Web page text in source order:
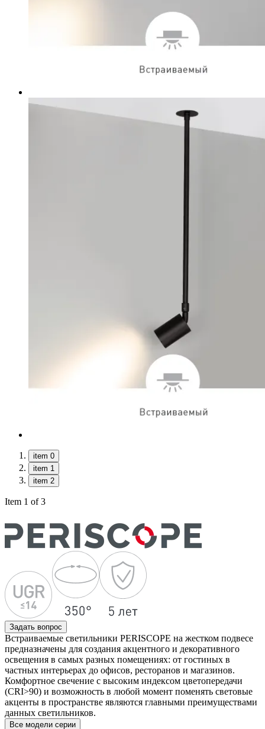
item 0
item 1
item 2
Item 1 of 3
Задать вопрос
Встраиваемые светильники PERISCOPE на жестком подвесе
предназначены для создания акцентного и декоративного
освещения в самых разных помещениях: от гостиных в
частных интерьерах до офисов, ресторанов и магазинов.
Комфортное свечение с высоким индексом цветопередачи
(CRI>90) и возможность в любой момент поменять световые
акценты в пространстве являются главными преимуществами
данных светильников.
Все модели серии